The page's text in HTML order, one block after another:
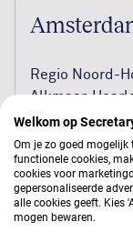
Regio Noord-
Alkmaar,
Aalsmeer, Den
Meer info
Welkom op
Om je zo goed
functionele cookies,
cookies voor
gepersonaliseerde
alle cookies geeft. Kies
mogen bewaren.